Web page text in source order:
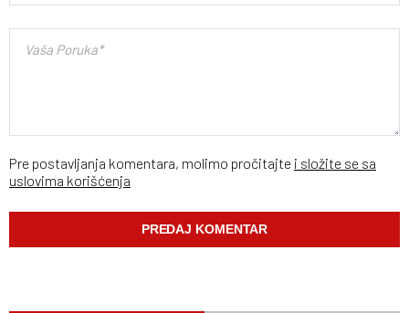
Pre postavljanja komentara, molimo pročitajte i složite se sa
uslovima korišćenja